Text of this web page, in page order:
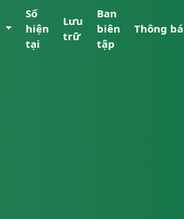
Số
hiện
tại
Lưu
trữ
Ban
biên
tập
Thông